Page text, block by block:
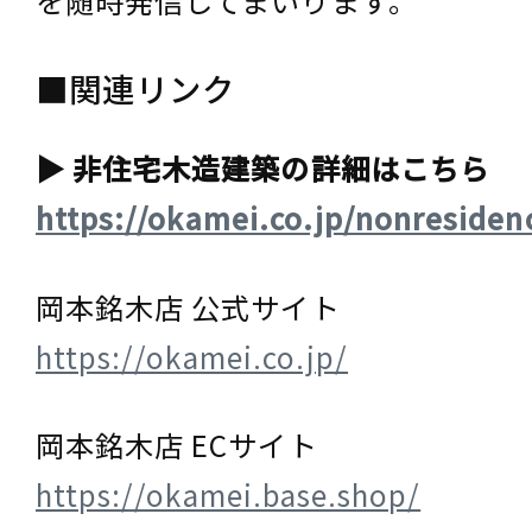
■関連リンク
▶ 非住宅木造建築の詳細はこちら
https://okamei.co.jp/
岡本銘木店 公式サイト
https://okamei.co.jp/
岡本銘木店 ECサイト
https://okamei.base.shop/